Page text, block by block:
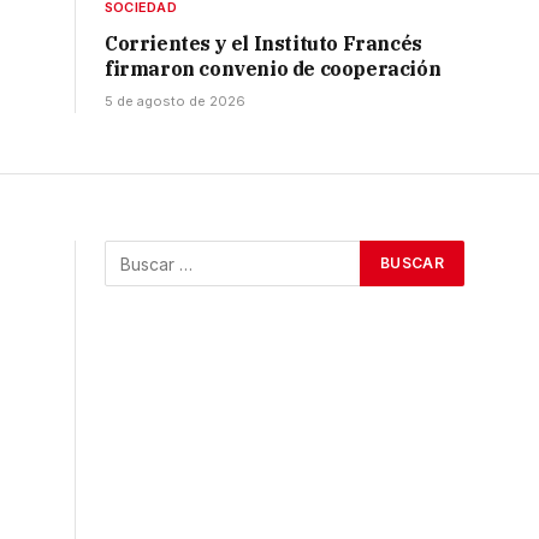
SOCIEDAD
Corrientes y el Instituto Francés
firmaron convenio de cooperación
5 de agosto de 2026